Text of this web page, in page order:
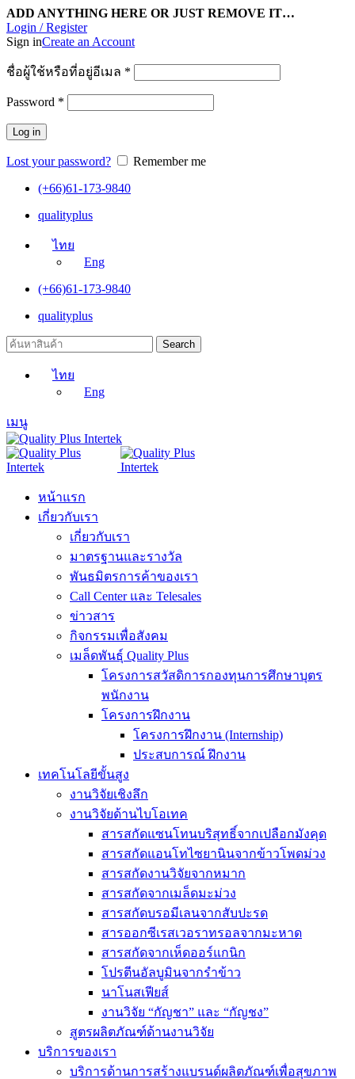
ADD ANYTHING HERE OR JUST REMOVE IT…
Login / Register
Sign inCreate an Account
ชื่อผู้ใช้หรือที่อยู่อีเมล *
Password *
Log in
Lost your password?
Remember me
(+66)61-173-9840
qualityplus
ไทย
Eng
(+66)61-173-9840
qualityplus
Search
ไทย
Eng
เมนู
หน้าแรก
เกี่ยวกับเรา
เกี่ยวกับเรา
มาตรฐานและรางวัล
พันธมิตรการค้าของเรา
Call Center และ Telesales
ข่าวสาร
กิจกรรมเพื่อสังคม
เมล็ดพันธุ์ Quality Plus
โครงการสวัสดิการกองทุนการศึกษาบุตร
พนักงาน
โครงการฝึกงาน
โครงการฝึกงาน (Internship)
ประสบการณ์ ฝึกงาน
เทคโนโลยีขั้นสูง
งานวิจัยเชิงลึก
งานวิจัยด้านไบโอเทค
สารสกัดแซนโทนบริสุทธิ์จากเปลือกมังคุด
สารสกัดแอนโทไซยานินจากข้าวโพดม่วง
สารสกัดงานวิจัยจากหมาก
สารสกัดจากเมล็ดมะม่วง
สารสกัดบรอมีเลนจากสับปะรด
สารออกซีเรสเวอราทรอลจากมะหาด
สารสกัดจากเห็ดออร์แกนิก
โปรตีนอัลบูมินจากรำข้าว
นาโนสเฟียส์
งานวิจัย “กัญชา” และ “กัญชง”
สูตรผลิตภัณฑ์ด้านงานวิจัย
บริการของเรา
บริการด้านการสร้างแบรนด์ผลิตภัณฑ์เพื่อสุขภาพ